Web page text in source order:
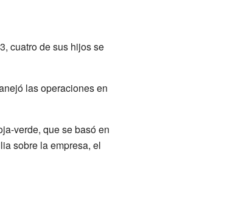
cuatro de sus hijos se
las operaciones en
verde, que se basó en
sobre la empresa, el